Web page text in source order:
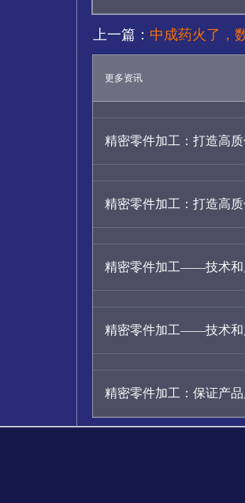
上一篇： 中成药火了，
更多资讯
精密零件加工：打造高
精密零件加工：打造高
精密零件加工——技术和
精密零件加工——技术和
精密零件加工：保证产